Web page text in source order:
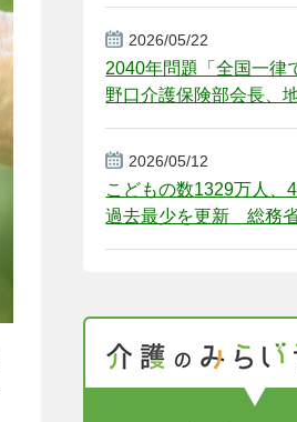
2026/05/22
2040年問題「全国一
野口介護保険部会長、
2026/05/12
こどもの数1329万人、
過去最少を更新 総務